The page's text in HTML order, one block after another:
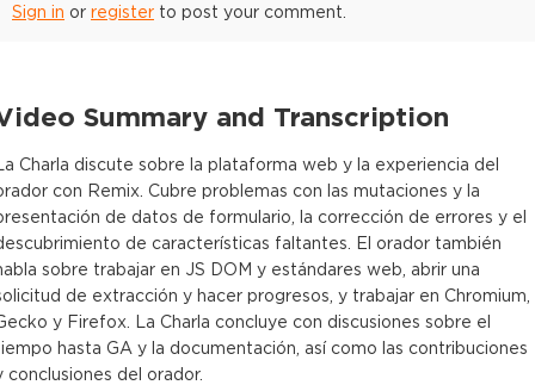
Sign in or register to post your comment.
Summary and Transcription
Charla discute sobre la plataforma web y la experiencia del
con Remix. Cubre problemas con las mutaciones y la
de datos de formulario, la corrección de errores y el
de características faltantes. El orador también
sobre trabajar en JS DOM y estándares web, abrir una
de extracción y hacer progresos, y trabajar en Chromium,
y Firefox. La Charla concluye con discusiones sobre el
hasta GA y la documentación, así como las contribuciones
conclusiones del orador.